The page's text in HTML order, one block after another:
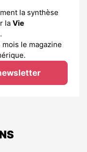
la synthèse
la Vie
le magazine